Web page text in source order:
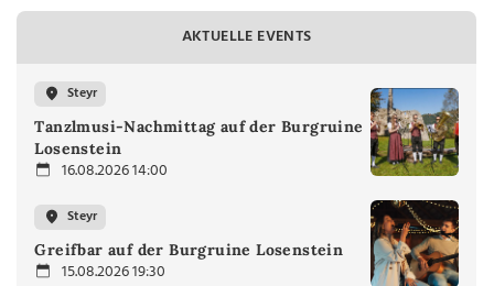
AKTUELLE EVENTS
Steyr
Tanzlmusi-Nachmittag auf der Burgruine
Losenstein
16.08.2026 14:00
Steyr
Greifbar auf der Burgruine Losenstein
15.08.2026 19:30